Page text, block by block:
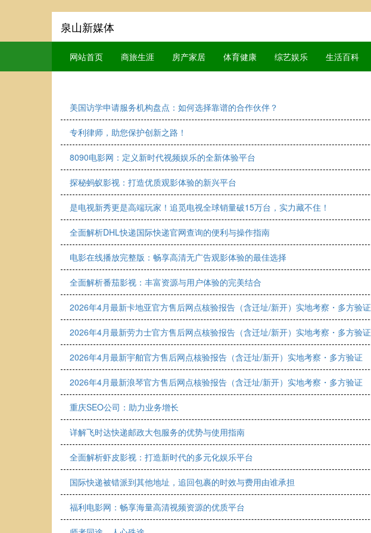
泉山新媒体
网站首页 商旅生涯 房产家居 体育健康 综艺娱乐 生活百科
美国访学申请服务机构盘点：如何选择靠谱的合作伙伴？
专利律师，助您保护创新之路！
8090电影网：定义新时代视频娱乐的全新体验平台
探秘蚂蚁影视：打造优质观影体验的新兴平台
是电视新秀更是高端玩家！追觅电视全球销量破15万台，实力藏不住！
全面解析DHL快递国际快递官网查询的便利与操作指南
电影在线播放完整版：畅享高清无广告观影体验的最佳选择
全面解析番茄影视：丰富资源与用户体验的完美结合
2026年4月最新卡地亚官方售后网点核验报告（含迁址/新开）实地考察・多方验证
2026年4月最新劳力士官方售后网点核验报告（含迁址/新开）实地考察・多方验证
2026年4月最新宇舶官方售后网点核验报告（含迁址/新开）实地考察・多方验证
2026年4月最新浪琴官方售后网点核验报告（含迁址/新开）实地考察・多方验证
重庆SEO公司：助力业务增长
详解飞时达快递邮政大包服务的优势与使用指南
全面解析虾皮影视：打造新时代的多元化娱乐平台
国际快递被错派到其他地址，追回包裹的时效与费用由谁承担
福利电影网：畅享海量高清视频资源的优质平台